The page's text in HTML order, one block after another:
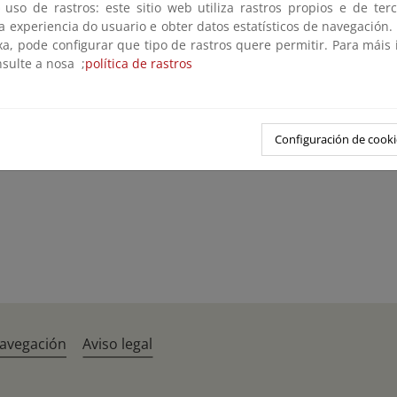
y revistas especializadas
general y conferencias internacionales
uso de rastros: este sitio web utiliza rastros propios e de
experiencia do usuario e obter datos estatísticos de navegación.
pode configurar que tipo de rastros quere permitir. Para máis
a nosa ;política de rastros
Configuración de
Aviso legal